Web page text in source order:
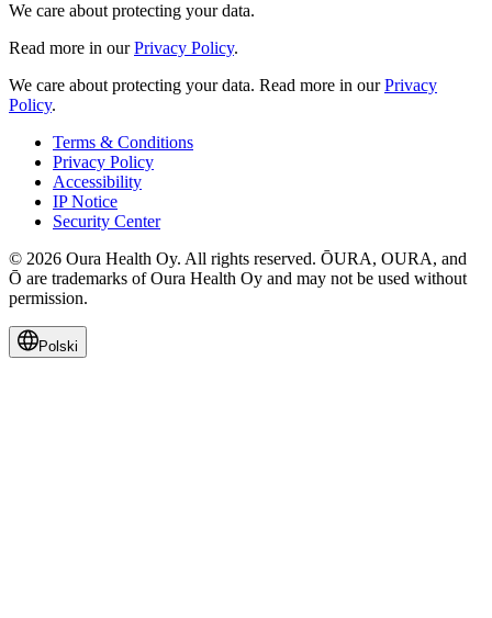
We care about protecting your data.
Read more in ourPrivacy Policy.
We care about protecting your data. Read more in ourPrivacy
Policy.
Terms & Conditions
Privacy Policy
Accessibility
IP Notice
Security Center
© 2026 Oura Health Oy. All rights reserved. ŌURA, OURA, and
Ō are trademarks of Oura Health Oy and may not be used without
permission.
Polski